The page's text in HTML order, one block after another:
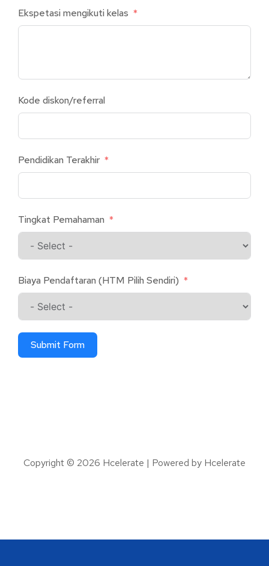
Ekspetasi mengikuti kelas
Kode diskon/referral
Pendidikan Terakhir
Tingkat Pemahaman
Biaya Pendaftaran (HTM Pilih Sendiri)
Submit Form
Copyright © 2026 Hcelerate | Powered by Hcelerate